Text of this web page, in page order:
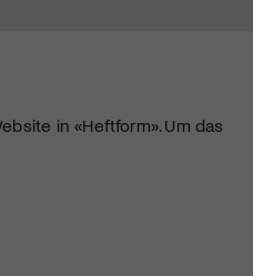
in «Heftform». Um das